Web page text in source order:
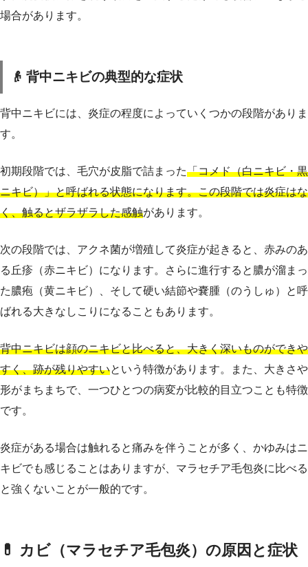
場合があります。
👴 背中ニキビの典型的な症状
背中ニキビには、炎症の程度によっていくつかの段階がありま
す。
初期段階では、毛穴が皮脂で詰まった「コメド（白ニキビ・黒
ニキビ）」と呼ばれる状態になります。この段階では炎症はな
く、触るとザラザラした感触があります。
次の段階では、アクネ菌が増殖して炎症が起きると、赤みのあ
る丘疹（赤ニキビ）になります。さらに進行すると膿が溜まっ
た膿疱（黄ニキビ）、そして硬い結節や嚢腫（のうしゅ）と呼
ばれる大きなしこりになることもあります。
背中ニキビは顔のニキビと比べると、大きく深いものができや
すく、跡が残りやすいという特徴があります。また、大きさや
形がまちまちで、一つひとつの病変が比較的目立つことも特徴
です。
炎症がある場合は触れると痛みを伴うことが多く、かゆみはニ
キビでも感じることはありますが、マラセチア毛包炎に比べる
と強くないことが一般的です。
💊 カビ（マラセチア毛包炎）の原因と症状